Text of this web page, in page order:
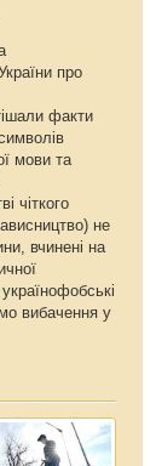
про
факти
мови та
чіткого
не
вчинені на
вибачення у